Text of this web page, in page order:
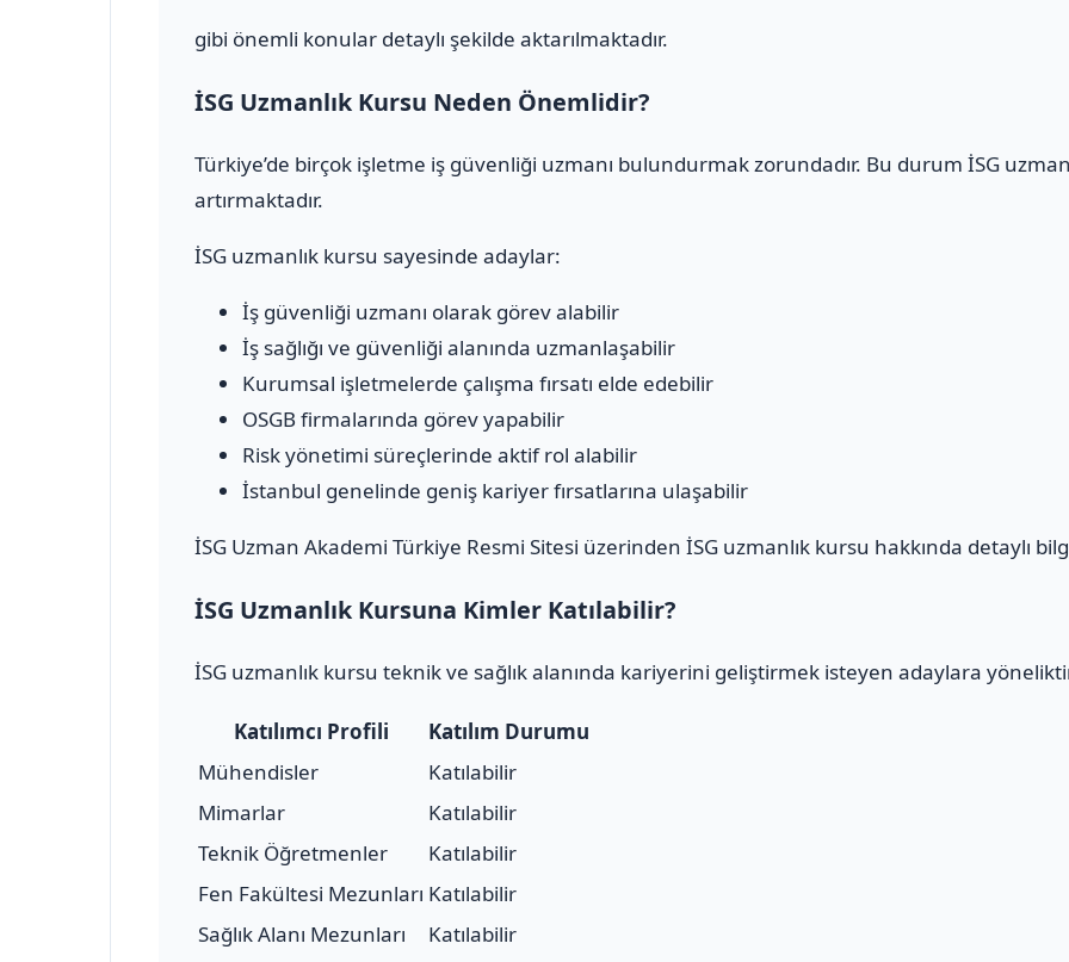
gibi önemli konular detaylı şekilde aktarılmaktadır.
İSG Uzmanlık Kursu Neden Önemlidir?
Türkiye’de birçok işletme iş güvenliği uzmanı bulundurmak zorundadır. Bu durum İSG
artırmaktadır.
İSG uzmanlık kursu sayesinde adaylar:
İş güvenliği uzmanı olarak görev alabilir
İş sağlığı ve güvenliği alanında uzmanlaşabilir
Kurumsal işletmelerde çalışma fırsatı elde edebilir
OSGB firmalarında görev yapabilir
Risk yönetimi süreçlerinde aktif rol alabilir
İstanbul genelinde geniş kariyer fırsatlarına ulaşabilir
İSG Uzman Akademi Türkiye Resmi Sitesi üzerinden İSG uzmanlık kursu hakkında detaylı
İSG Uzmanlık Kursuna Kimler Katılabilir?
İSG uzmanlık kursu teknik ve sağlık alanında kariyerini geliştirmek isteyen adaylara
Katılımcı Profili
Katılım Durumu
Mühendisler
Katılabilir
Mimarlar
Katılabilir
Teknik Öğretmenler
Katılabilir
Fen Fakültesi Mezunları Katılabilir
Sağlık Alanı Mezunları
Katılabilir